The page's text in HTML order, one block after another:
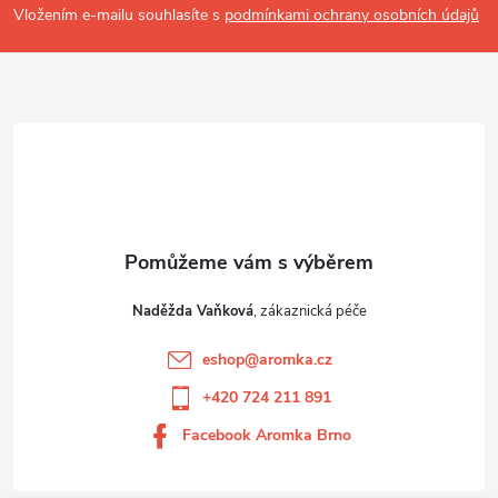
í
Vložením e-mailu souhlasíte s podmínkami ochrany osobních údajů
Naděžda Vaňková
eshop@aromka.cz
+420 724 211 891
Facebook Aromka Brno